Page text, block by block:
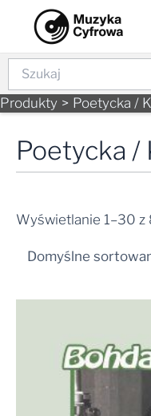
content
Szukaj
Produkty Poetycka /
Poetycka /
Wyświetlanie 1–30 z